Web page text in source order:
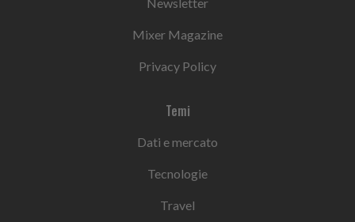
Newsletter
Mixer Magazine
Privacy Policy
Temi
Dati e mercato
Tecnologie
Travel